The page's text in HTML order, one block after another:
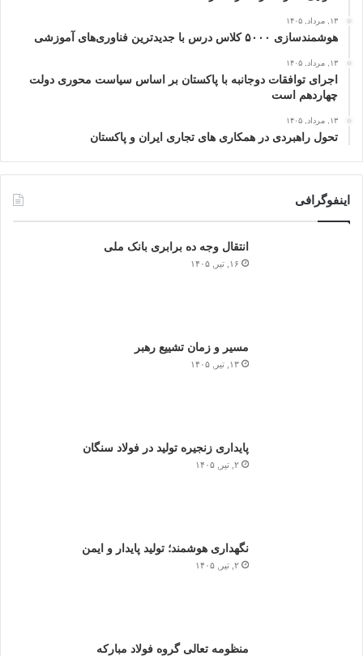
۱۳, مرداد, ۱۴۰۵
هوشمندسازی ۵۰۰۰ کلاس درس با جدیدترین فناوری‌های آموزشی
۱۳, مرداد, ۱۴۰۵
اجرای توافقات دوجانبه با پاکستان بر اساس سیاست محوری دولت
چهاردهم است
۱۳, مرداد, ۱۴۰۵
تحول راهبردی در همکاری های تجاری ایران و پاکستان
اینفوگرافی
انتقال وجه ده برابری بانک ملی
۱۶, تیر, ۱۴۰۵
مسیر و زمان تشییع رهبر
۱۳, تیر, ۱۴۰۵
پایداری زنجیره تولید در فولاد سنگان
۲, تیر, ۱۴۰۵
نگهداری هوشمند؛ تولید پایدار و ایمن
۲, تیر, ۱۴۰۵
منظومه تعالی گروه فولاد مبارکه